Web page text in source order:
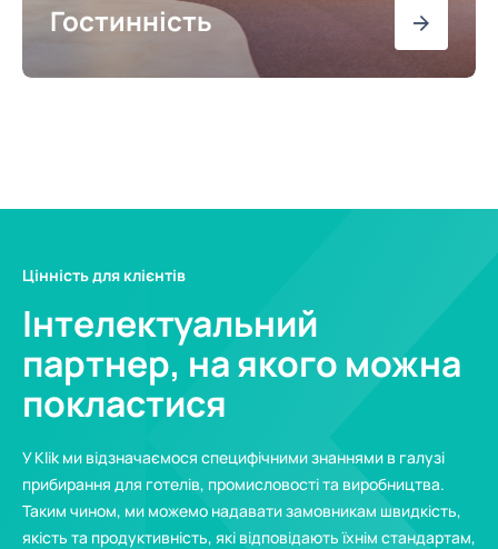
Гостинність
Цінність для клієнтів
Інтелектуальний
партнер, на якого можна
покластися
У Klik ми відзначаємося специфічними знаннями в галузі
прибирання для готелів, промисловості та виробництва.
Таким чином, ми можемо надавати замовникам швидкість,
якість та продуктивність, які відповідають їхнім стандартам,